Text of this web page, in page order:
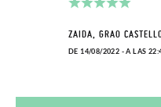
ZAIDA, GRAO
DE 14/08/2022 - A LAS